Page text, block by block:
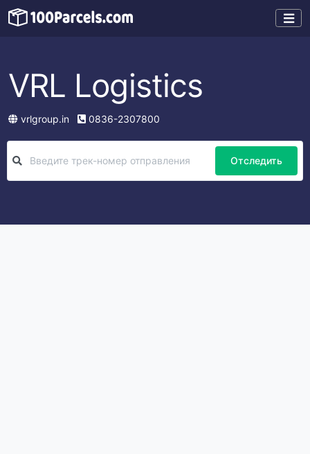
VRL Logistics
vrlgroup.in 0836-2307800
Отследить